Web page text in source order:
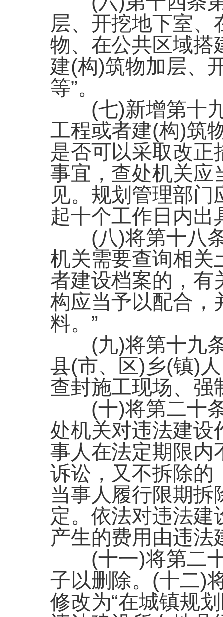
层、开挖地下室
物、在公共区域搭
建(构)筑物加层、
等”。
(七)新增第十九
工程或者建(构)筑
是否可以采取改正
事宜，查处机关应
见。规划管理部
起十个工作日内出
(八)将第十八条
机关需要查询相关
者建设档案的，有
构应当予以配合，
料。”
(九)将第十九条
县(市、区)乡(镇)
查封施工现场、强
(十)将第二十条
处机关对违法建设
事人在法定期限内
诉讼，又不拆除的
当事人履行限期拆
定。依法对违法建
产生的费用由违法
(十一)将第二十
子以删除。(十二)
修改为“在城镇规